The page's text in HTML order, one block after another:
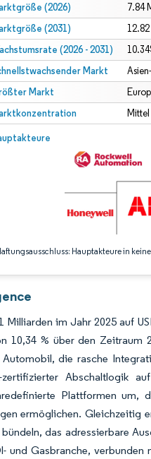
(2026) 7.84
(2031)
(2026 - 2031)
Markt
Markt
Mittel
Hauptakteure in
© Mordor Intelligence.
Namensnennung gemäß CC BY 4.0.
im Jahr 2025 auf
10,34 % über den Zeitraum
die rasche
Abschaltlogik
Plattformen um,
ermöglichen. Gleichzeitig
das adressierbare
und Gasbranche, verbunden